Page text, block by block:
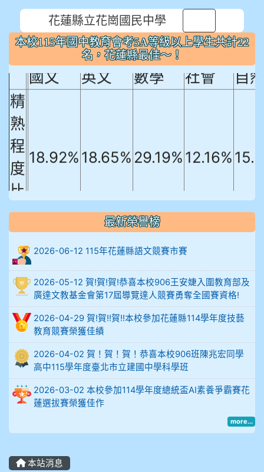
花蓮縣立花崗國民中學
本校115年國中教育會考5A等級以上學生共計22
名，花蓮縣最佳～！
本校115年國中教育會考5A等級以上
學生共計22名，花蓮縣最佳～！
國文
英文 數學 社會
自
精
熟
程
度
比
例
18.92% 18.65% 29.19% 12.16%
906陳兆宏 5A10+ 作文5
912余 嘉 5A10+
914謝佩臻 5A10+
902蘇奕愷
903陳品帆
904彭子庭
905蔣昇和
905周沛蓉
905鄭瑀安
最新榮譽榜
2026-06-12 115年花蓮縣語文競賽市賽
2026-05-12 賀!賀!賀!恭喜本校906王安婕入圍教育部及
廣達文教基金會第17屆導覽達人競賽勇奪全國賽資格!
2026-04-29 賀!賀!!賀!!本校參加花蓮縣114學年度技藝
教育競賽榮獲佳績
2026-04-02 賀！賀！賀！恭喜本校906班陳兆宏同學
高中115學年度臺北市立建國中學科學班
2026-03-02 本校參加114學年度總統盃AI素養爭霸賽花
蓮選拔賽榮獲佳作
more...
本站消息